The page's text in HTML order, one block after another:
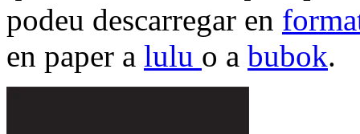
podeu descarregar en
en paper a lulu o a bubok.